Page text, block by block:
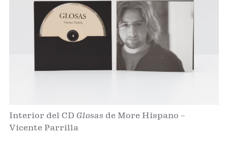
Interior del CD Glosas de More Hispano –
Vicente Parrilla